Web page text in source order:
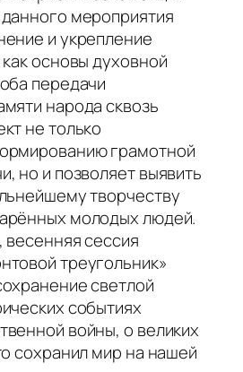
мероприятия
и укрепление
основы духовной
передачи
народа сквозь
не только
грамотной
но и позволяет выявить
творчеству
молодых людей.
сессия
треугольник»
светлой
событиях
войны, о великих
сохранил мир на нашей